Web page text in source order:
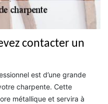
contacter un
est d’une grande
charpente. Cette
métallique et servira à